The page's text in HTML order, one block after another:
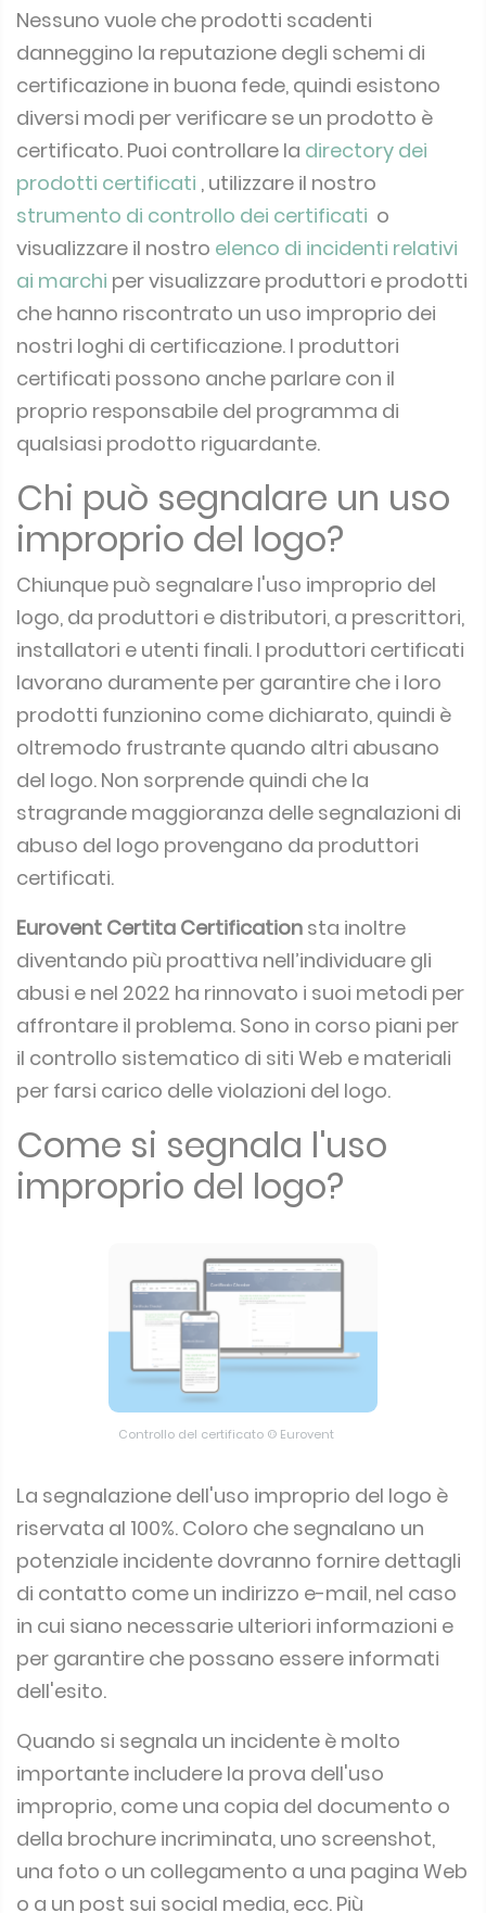
Nessuno vuole che prodotti scadenti
danneggino la reputazione degli schemi di
certificazione in buona fede, quindi esistono
diversi modi per verificare se un prodotto è
certificato. Puoi controllare la directory dei
prodotti certificati , utilizzare il nostro
strumento di controllo dei certificati o
visualizzare il nostro elenco di incidenti relativi
ai marchi per visualizzare produttori e prodotti
che hanno riscontrato un uso improprio dei
nostri loghi di certificazione. I produttori
certificati possono anche parlare con il
proprio responsabile del programma di
qualsiasi prodotto riguardante.
Chi può segnalare un uso
improprio del logo?
Chiunque può segnalare l'uso improprio del
logo, da produttori e distributori, a prescrittori,
installatori e utenti finali. I produttori certificati
lavorano duramente per garantire che i loro
prodotti funzionino come dichiarato, quindi è
oltremodo frustrante quando altri abusano
del logo. Non sorprende quindi che la
stragrande maggioranza delle segnalazioni di
abuso del logo provengano da produttori
certificati.
Eurovent Certita Certification sta inoltre
diventando più proattiva nell’individuare gli
abusi e nel 2022 ha rinnovato i suoi metodi per
affrontare il problema. Sono in corso piani per
il controllo sistematico di siti Web e materiali
per farsi carico delle violazioni del logo.
Come si segnala l'uso
improprio del logo?
Controllo del certificato © Eurovent
La segnalazione dell'uso improprio del logo è
riservata al 100%. Coloro che segnalano un
potenziale incidente dovranno fornire dettagli
di contatto come un indirizzo e-mail, nel caso
in cui siano necessarie ulteriori informazioni e
per garantire che possano essere informati
dell'esito.
Quando si segnala un incidente è molto
importante includere la prova dell'uso
improprio, come una copia del documento o
della brochure incriminata, uno screenshot,
una foto o un collegamento a una pagina Web
o a un post sui social media, ecc. Più